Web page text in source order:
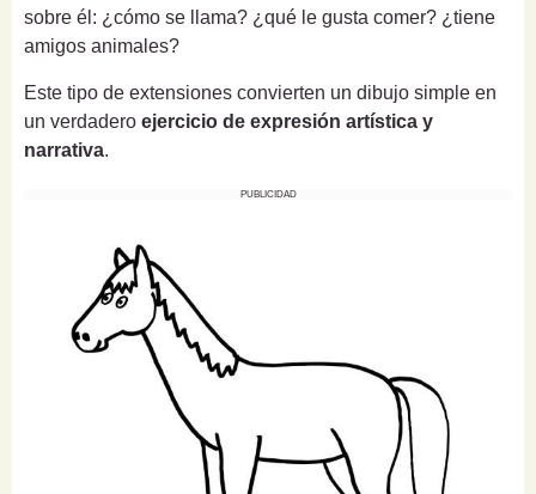
sobre él: ¿cómo se llama? ¿qué le gusta comer? ¿tiene
amigos animales?
Este tipo de extensiones convierten un dibujo simple en
un verdadero ejercicio de expresión artística y
narrativa.
PUBLICIDAD